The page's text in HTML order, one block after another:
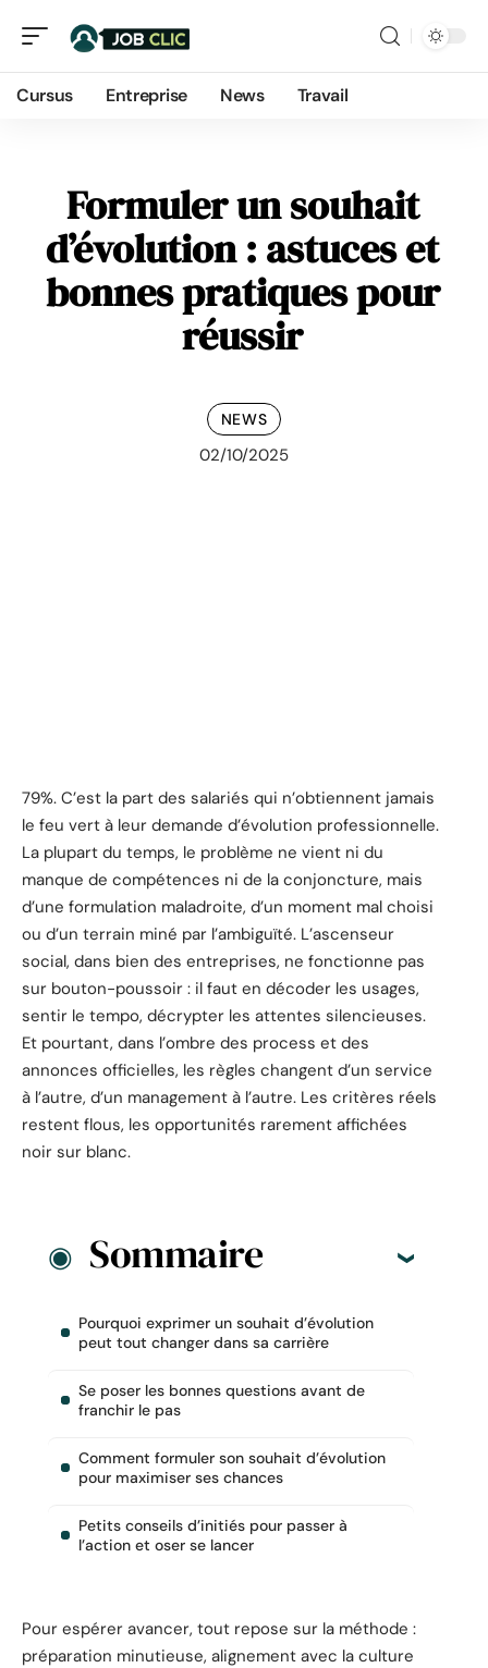
Cursus Entreprise News Travail
Formuler un souhait
d’évolution : astuces et
bonnes pratiques pour
réussir
NEWS
02/10/2025
79%. C’est la part des salariés qui n’obtiennent jamais
le feu vert à leur demande d’évolution professionnelle.
La plupart du temps, le problème ne vient ni du
manque de compétences ni de la conjoncture, mais
d’une formulation maladroite, d’un moment mal choisi
ou d’un terrain miné par l’ambiguïté. L’ascenseur
social, dans bien des entreprises, ne fonctionne pas
sur bouton-poussoir : il faut en décoder les usages,
sentir le tempo, décrypter les attentes silencieuses.
Et pourtant, dans l’ombre des process et des
annonces officielles, les règles changent d’un service
à l’autre, d’un management à l’autre. Les critères réels
restent flous, les opportunités rarement affichées
noir sur blanc.
Sommaire
Pourquoi exprimer un souhait d’évolution
peut tout changer dans sa carrière
Se poser les bonnes questions avant de
franchir le pas
Comment formuler son souhait d’évolution
pour maximiser ses chances
Petits conseils d’initiés pour passer à
l’action et oser se lancer
Pour espérer avancer, tout repose sur la méthode :
préparation minutieuse, alignement avec la culture